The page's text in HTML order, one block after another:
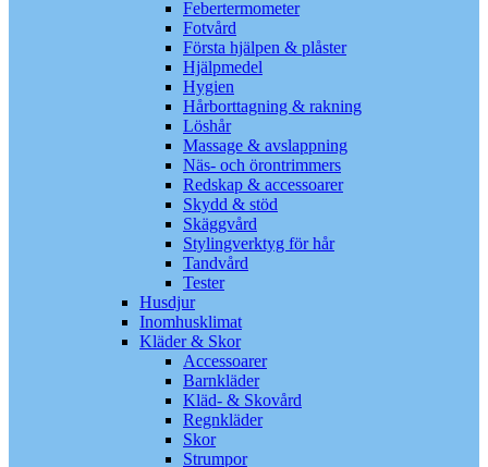
Febertermometer
Fotvård
Första hjälpen & plåster
Hjälpmedel
Hygien
Hårborttagning & rakning
Löshår
Massage & avslappning
Näs- och örontrimmers
Redskap & accessoarer
Skydd & stöd
Skäggvård
Stylingverktyg för hår
Tandvård
Tester
Husdjur
Inomhusklimat
Kläder & Skor
Accessoarer
Barnkläder
Kläd- & Skovård
Regnkläder
Skor
Strumpor